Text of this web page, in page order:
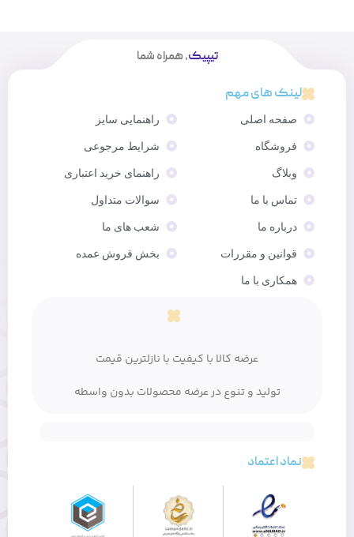
تیپیک، همراه شما
لینک های مهم
صفحه اصلی
فروشگاه
وبلاگ
تماس با ما
درباره ما
قوانین و مقررات
همکاری با ما
راهنمایی سایز
شرایط مرجوعی
راهنمای خرید اعتباری
سوالات متداول
شعب های ما
بخش فروش عمده
عرضه کالا با کیفیت با نازلترین قیمت
تولید و تنوع در عرضه محصولات بدون واسطه
نماد اعتماد